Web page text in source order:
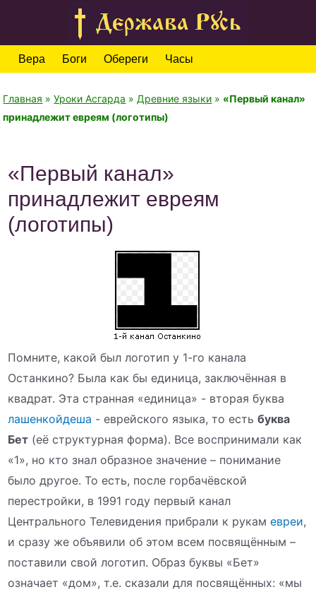
Вера Боги Обереги Часы
Главная »Уроки Асгарда » Древние языки » «Первый канал»
принадлежит евреям (логотипы)
«Первый канал»
принадлежит евреям
(логотипы)
Помните, какой был логотип у 1-го канала
Останкино? Была как бы единица, заключённая в
квадрат. Эта странная «единица» - вторая буква
лашенкойдеша - еврейского языка, то естьбуква
Бет (её структурная форма). Все воспринимали как
«1», но кто знал образное значение – понимание
было другое. То есть, после горбачёвской
перестройки, в 1991 году первый канал
Центрального Телевидения прибрали к рукамевреи,
и сразу же объявили об этом всем посвящённым –
поставили свой логотип. Образ буквы «Бет»
означает «дом», т.е. сказали для посвящённых: «мы